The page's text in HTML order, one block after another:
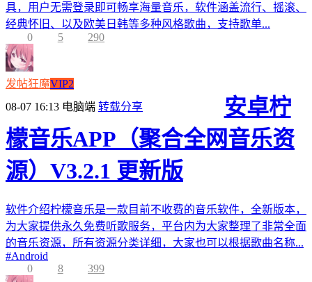
具，用户无需登录即可畅享海量音乐，软件涵盖流行、摇滚、
经典怀旧、以及欧美日韩等多种风格歌曲，支持歌单...
0
5 290
发帖狂魔VIP2
08-07 16:13 电脑端 转载分享
安卓柠
檬音乐APP（聚合全网音乐资
源）V3.2.1 更新版
软件介绍柠檬音乐是一款目前不收费的音乐软件，全新版本，
为大家提供永久免费听歌服务，平台内为大家整理了非常全面
的音乐资源，所有资源分类详细，大家也可以根据歌曲名称...
#Android
0
8 399